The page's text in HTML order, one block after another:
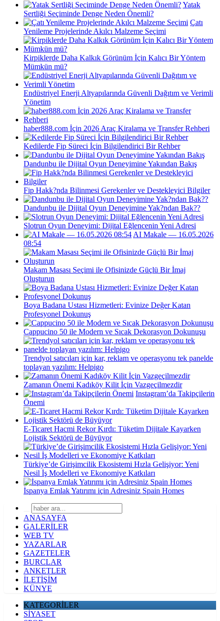
Yatak
Sertliği Seçiminde Denge Neden Önemli?
Çatı
Yenileme Projelerinde Akılcı Malzeme Seçimi
Kirpiklerde Daha Kalkık Görünüm İçin Kalıcı Bir Yöntem
Mümkün mü?
Endüstriyel Enerji Altyapılarında Güvenli Dağıtım ve Verimli
Yönetim
haber888.com İçin 2026 Araç Kiralama ve Transfer Rehberi
Kedilerde Fip Süreci İçin Bilgilendirici Bir Rehber
Dandunbu ile Dijital Oyun Deneyimine Yakından Bakış
Fip Hakk?nda Bilinmesi Gerekenler ve Destekleyici Bilgiler
Dandunbu ile Dijital Oyun Deneyimine Yak?ndan Bak??
Slotrun Oyun Deneyimi: Dijital Eğlencenin Yeni Adresi
AI Makale — 16.05.2026
08:54
Makam Masası Seçimi ile Ofisinizde Güçlü Bir İmaj
Oluşturun
Boya Badana Ustası Hizmetleri: Evinize Değer Katan
Profesyonel Dokunuş
Cappucino 50 ile Modern ve Sıcak Dekorasyon Dokunuşu
Trendyol satıcıları için kar, reklam ve operasyonu tek panelde
toplayan yazılım: Helpigo
Zamanın Önemi Kadıköy Kilit İçin Vazgeçilmezdir
Instagram’da Takipçilerin
Önemi
E-Ticaret Hacmi Rekor Kırdı: Tüketim Dijitale Kayarken
Lojistik Sektörü de Büyüyor
Türkiye’de Girişimcilik Ekosistemi Hızla Gelişiyor: Yeni
Nesil İş Modelleri ve Ekonomiye Katkıları
İspanya Emlak Yatırımı için Adresiniz Spain Homes
ANASAYFA
GALERİLER
WEB TV
YAZARLAR
GAZETELER
BURCLAR
ANKETLER
İLETİŞİM
KÜNYE
KATEGORİLER
SİYASET